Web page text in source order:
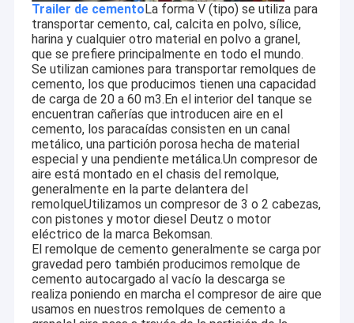
Trailer de cementoLa forma V (tipo) se utiliza para
transportar cemento, cal, calcita en polvo, sílice,
harina y cualquier otro material en polvo a granel,
que se prefiere principalmente en todo el mundo.
Se utilizan camiones para transportar remolques de
cemento, los que producimos tienen una capacidad
de carga de 20 a 60 m3.En el interior del tanque se
encuentran cañerías que introducen aire en el
cemento, los paracaídas consisten en un canal
metálico, una partición porosa hecha de material
especial y una pendiente metálica.Un compresor de
aire está montado en el chasis del remolque,
generalmente en la parte delantera del
remolqueUtilizamos un compresor de 3 o 2 cabezas,
con pistones y motor diesel Deutz o motor
eléctrico de la marca Bekomsan.
El remolque de cemento generalmente se carga por
gravedad pero también producimos remolque de
cemento autocargado al vacío la descarga se
realiza poniendo en marcha el compresor de aire que
usamos en nuestros remolques de cemento a